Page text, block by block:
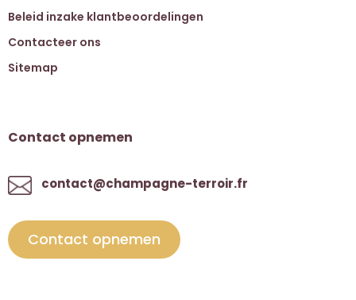
Beleid inzake klantbeoordelingen
Contacteer ons
Sitemap
Contact opnemen
contact@champagne-terroir.fr
Contact opnemen